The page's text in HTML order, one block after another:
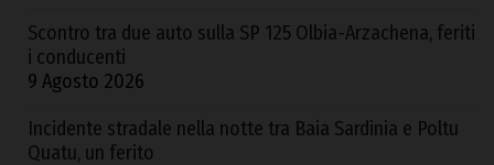
Scontro tra due auto sulla SP 125 Olbia-Arzachena, feriti
i conducenti
9 Agosto 2026
Incidente stradale nella notte tra Baia Sardinia e Poltu
Quatu, un ferito